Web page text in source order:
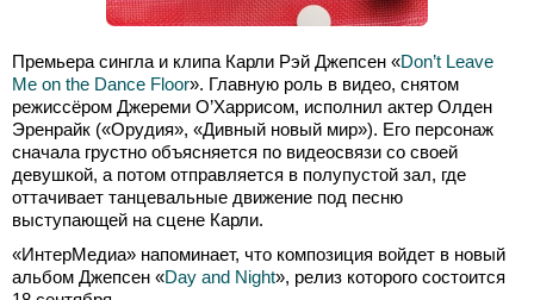
Премьера сингла и клипа Карли Рэй Джепсен «Don’t Leave
Me on the Dance Floor». Главную роль в видео, снятом
режиссёром Джереми О’Харрисом, исполнил актер Олден
Эренрайк («Орудия», «Дивный новый мир»). Его персонаж
сначала грустно объясняется по видеосвязи со своей
девушкой, а потом отправляется в полупустой зал, где
оттачивает танцевальные движение под песню
выступающей на сцене Карли.
«ИнтерМедиа» напоминает, что композиция войдет в новый
альбом Джепсен «Day and Night», релиз которого состоится